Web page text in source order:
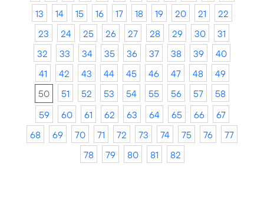
13
14 15 16 17 18 19 20 21
22
23
24 25 26 27 28 29 30
31
32
33 34 35 36 37 38 39
40
41
42 43 44 45 46 47 48
49
50
51 52 53 54 55 56 57
58
59
60 61 62 63 64 65 66
67
68
69 70 71 72 73 74 75 76
77
78
79 80 81 82